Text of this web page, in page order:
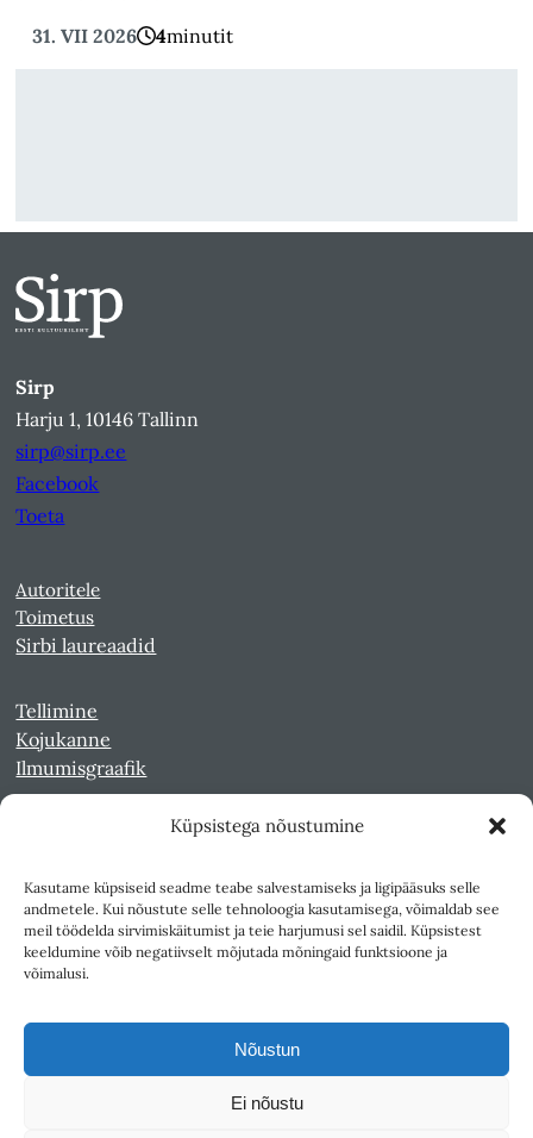
Küpsistega nõustumine
Kasutame küpsiseid seadme teabe salvestamiseks ja ligipääsuks selle
andmetele. Kui nõustute selle tehnoloogia kasutamisega, võimaldab see
meil töödelda sirvimiskäitumist ja teie harjumusi sel saidil. Küpsistest
keeldumine võib negatiivselt mõjutada mõningaid funktsioone ja
võimalusi.
Nõustun
Ei nõustu
31. VII 2026 4minutit
Sirp
Harju 1, 10146 Tallinn
sirp@sirp.ee
Facebook
Toeta
Autoritele
Toimetus
Sirbi laureaadid
Tellimine
Kojukanne
Ilmumisgraafik
Kultuurileht 1994-1997
Reede 1989-1990
Sirp ja Vasar 1940-1989
Teksti- ja andmekaeve